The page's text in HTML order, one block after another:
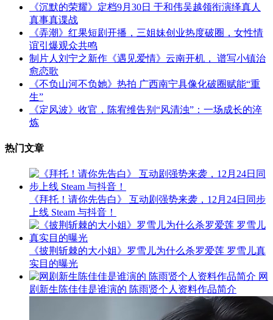
《沉默的荣耀》定档9月30日 于和伟吴越领衔演绎真人
真事真谍战
《弄潮》红果短剧开播，三姐妹创业热度破圈，女性情
谊引爆观众共鸣
制片人刘宁之新作《遇见爱情》云南开机， 谱写小镇治
愈恋歌
《不负山河不负她》热拍 广西南宁具像化破圈赋能“重
生”
《定风波》收官，陈宥维告别“风清浊”：一场成长的淬
炼
热门文章
《拜托！请你先告白》 互动剧强势来袭，12月24日同步
上线 Steam 与抖音！
《披荆斩棘的大小姐》罗雪儿为什么杀罗爱莲 罗雪儿真
实目的曝光
网
剧新生陈佳佳是谁演的 陈雨贤个人资料作品简介